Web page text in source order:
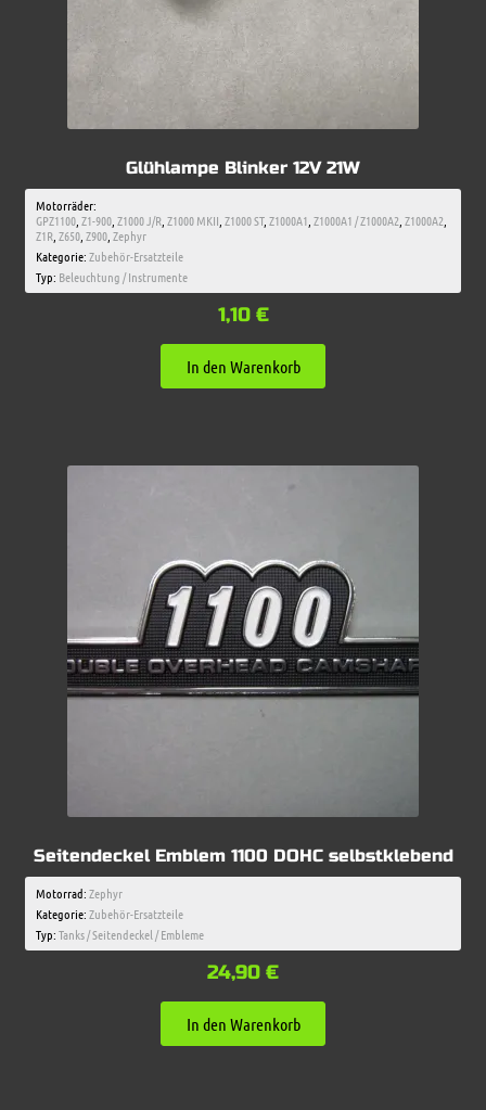
Glühlampe Blinker 12V 21W
Motorräder:
GPZ1100, Z1-900, Z1000 J/R, Z1000 MKII Z1000 ST, Z1000A1 Z1000A1 / Z1000A2 Z1000A2
Z1R, Z650, Z900, Zephyr
Kategorie:Zubehör-Ersatzteile
Typ: Beleuchtung / Instrumente
1,10 €
In den Warenkorb
Seitendeckel Emblem 1100 DOHC selbstklebend
Motorrad:Zephyr
Kategorie:Zubehör-Ersatzteile
Typ:Tanks / Seitendeckel / Embleme
24,90 €
In den Warenkorb